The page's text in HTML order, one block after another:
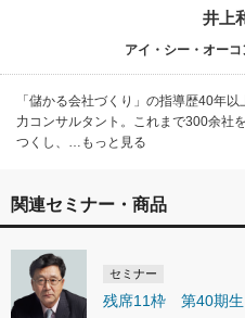
井上
アイ・シー・オー
「儲かる会社づくり」の指導歴40年
力コンサルタント。これまで300余社
つくし、…もっと見る
関連セミナー・商品
セミナー
残席11枠 第40期生